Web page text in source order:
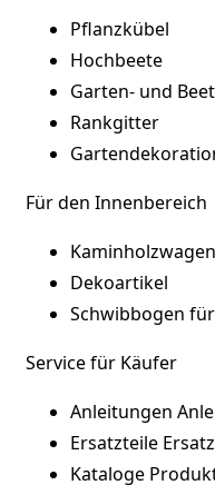
Pflanzkübel
Hochbeete
Garten- und
Rankgitter
Für den Innenbereich
Kaminholzwagen
Dekoartikel
Schwibbogen
Service für Käufer
Anleitungen
Ersatzteile
Kataloge